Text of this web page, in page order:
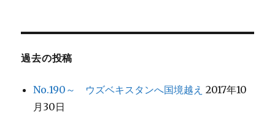
ン
過去の投稿
No.190～ ウズベキスタンへ国境越え 2017年10
月30日